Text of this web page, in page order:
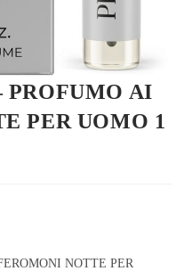
PROFUMO AI
PER UOMO 1
NOTTE PER